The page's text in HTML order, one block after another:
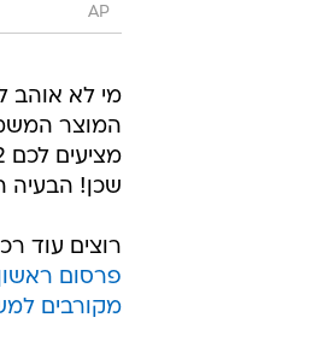
AP
מי לא אוהב
המוצר
שכן! הבעיה
רוצים עוד
פרסום
מקורבים